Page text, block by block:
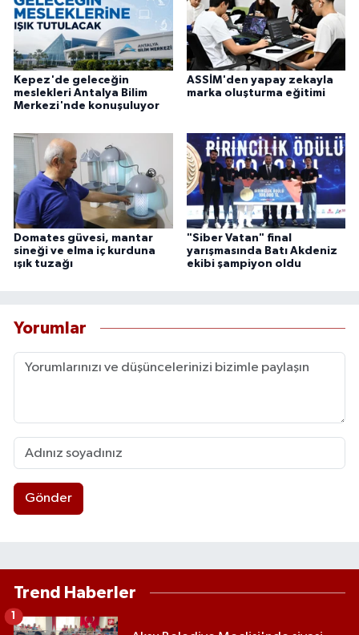
Kepez'de geleceğin
meslekleri Antalya Bilim
Merkezi'nde konuşuluyor
ASSİM'den yapay zekayla
marka oluşturma eğitimi
Domates güvesi, mantar
sineği ve elma iç kurduna
ışık tuzağı
"Siber Vatan" final
yarışmasında Batı Akdeniz
ekibi şampiyon oldu
Yorumlar
Gönder
Trend Haberler
1